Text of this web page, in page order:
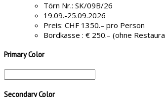
Törn Nr.: SK/09B/26
19.09.-25.09.2026
Preis: CHF 1350.– pro Person
Bordkasse : € 250.– (ohne
Primary Color
Secondary Color